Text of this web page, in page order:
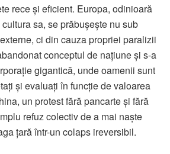
rece și eficient. Europa, odinioară
sa, se prăbușește nu sub
ci din cauza propriei paralizii
conceptul de națiune și s-a
gigantică, unde oamenii sunt
și evaluați în funcție de valoarea
un protest fără pancarte și fără
refuz colectiv de a mai naște
țară într-un colaps ireversibil.